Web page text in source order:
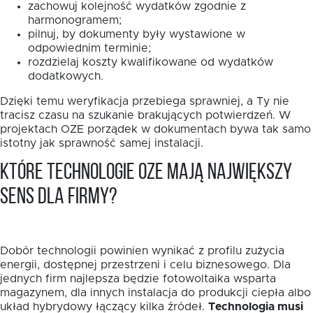
zachowuj kolejność wydatków zgodnie z
harmonogramem;
pilnuj, by dokumenty były wystawione w
odpowiednim terminie;
rozdzielaj koszty kwalifikowane od wydatków
dodatkowych.
Dzięki temu weryfikacja przebiega sprawniej, a Ty nie
tracisz czasu na szukanie brakujących potwierdzeń. W
projektach OZE porządek w dokumentach bywa tak samo
istotny jak sprawność samej instalacji.
Które technologie OZE mają największy
sens dla firmy?
Dobór technologii powinien wynikać z profilu zużycia
energii, dostępnej przestrzeni i celu biznesowego. Dla
jednych firm najlepsza będzie fotowoltaika wsparta
magazynem, dla innych instalacja do produkcji ciepła albo
układ hybrydowy łączący kilka źródeł. Technologia musi